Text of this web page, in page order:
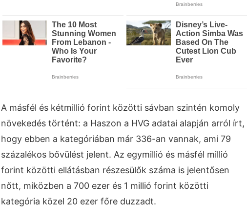
A másfél és kétmillió forint közötti sávban szintén komoly
növekedés történt: a Haszon a HVG adatai alapján arról írt,
hogy ebben a kategóriában már 336-an vannak, ami 79
százalékos bővülést jelent. Az egymillió és másfél millió
forint közötti ellátásban részesülők száma is jelentősen
nőtt, miközben a 700 ezer és 1 millió forint közötti
kategória közel 20 ezer főre duzzadt.